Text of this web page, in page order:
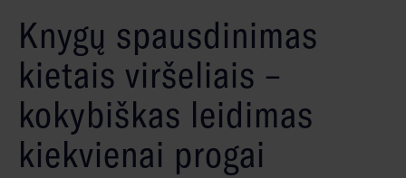
Knygų spausdinimas
kietais viršeliais –
kokybiškas leidimas
kiekvienai progai